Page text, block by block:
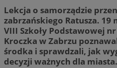
Lekcja o samorządzie
zabrzańskiego Ratusza.
VIII Szkoły Podstawowej
Kroczka w Zabrzu
środka i sprawdzali, jak
decyzji ważnych dla miasta.